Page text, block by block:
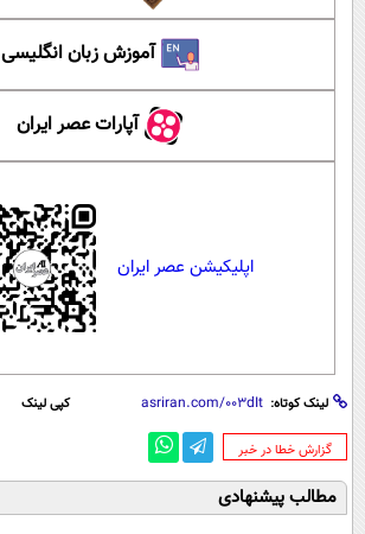
آموزش زبان انگلیسی
آپارات عصر ایران
اپلیکیشن عصر ایران
لینک کوتاه: کپی لینک
‌گزارش خطا در خبر
مطالب پیشنهادی